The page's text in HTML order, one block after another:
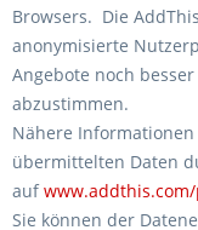
Browsers. Die
anonymisierte
Angebote noch
abzustimmen.
Nähere
übermittelten Daten
auf
Sie können der